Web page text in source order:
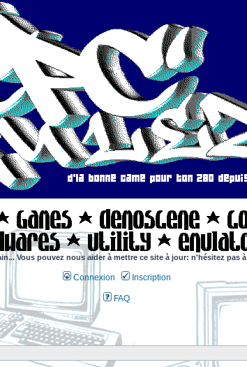
Vous pouvez nous aider à mettre ce site à jour: n'hésitez pas à
Connexion Inscription
FAQ